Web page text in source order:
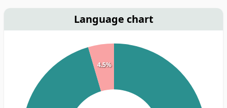
Language chart
4.5%